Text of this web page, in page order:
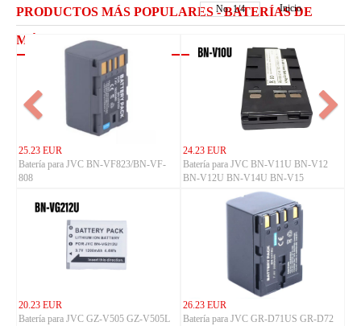
PRODUCTOS MÁS POPULARES - BATERÍAS DE
MÓVILES XIAOMI
No.1/4 Inicio
25.23 EUR
Batería para JVC BN-VF823/BN-VF-
808
24.23 EUR
Batería para JVC BN-V11U BN-V12
BN-V12U BN-V14U BN-V15
20.23 EUR
Batería para JVC GZ-V505 GZ-V505L
26.23 EUR
Batería para JVC GR-D71US GR-D72